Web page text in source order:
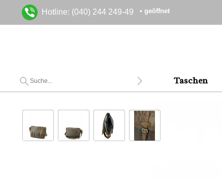
Hotline: (040) 244 249-49 • geöffnet
Taschen